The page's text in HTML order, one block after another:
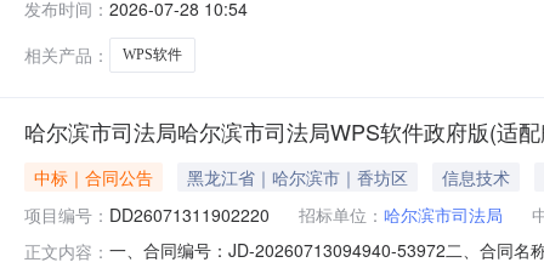
拍单号：FP26070810172220反拍单名称：哈尔滨市司
基础软件采购数
发布时间： 2026-07-28 10:54
相关产品：
WPS软件
哈尔滨市司法局哈尔滨市司法局WPS软件政府版(适
中标｜合同公告 黑龙江省｜哈尔滨市｜香坊区
信息技术
项目编号： DD26071311902220 招标单位： 哈尔滨市司法局
正文内容： 一、合同编号：JD-20260713094940-53972二、合同名